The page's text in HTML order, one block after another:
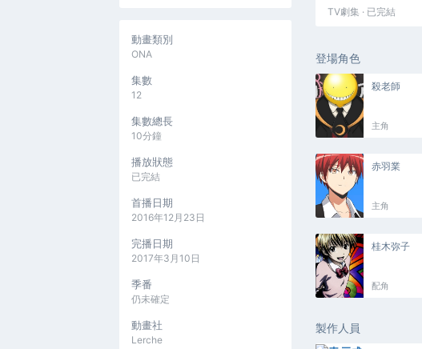
動畫類別
ONA
集數
12
集數總長
10分鐘
播放狀態
已完結
首播日期
2016年12月23日
完播日期
2017年3月10日
季番
仍未確定
動畫社
Lerche
TV劇集 · 已完結
登場角色
殺老師
主角
赤羽業
主角
桂木弥子
配角
製作人員